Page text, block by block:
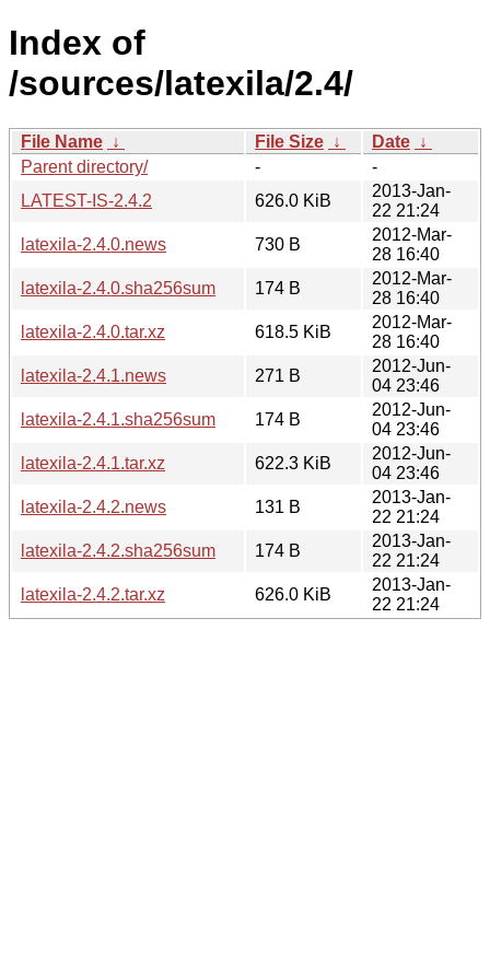
Index of
/sources/latexila/2.4/
File Name ↓ File Size ↓ Date ↓
Parent directory/
-
-
LATEST-IS-2.4.2
626.0 KiB
2013-Jan-
22 21:24
latexila-2.4.0.news
730 B
2012-Mar-
28 16:40
latexila-2.4.0.sha256sum
174 B
2012-Mar-
28 16:40
latexila-2.4.0.tar.xz
618.5 KiB
2012-Mar-
28 16:40
latexila-2.4.1.news
271 B
2012-Jun-
04 23:46
latexila-2.4.1.sha256sum
174 B
2012-Jun-
04 23:46
latexila-2.4.1.tar.xz
622.3 KiB
2012-Jun-
04 23:46
latexila-2.4.2.news
131 B
2013-Jan-
22 21:24
latexila-2.4.2.sha256sum
174 B
2013-Jan-
22 21:24
latexila-2.4.2.tar.xz
626.0 KiB
2013-Jan-
22 21:24